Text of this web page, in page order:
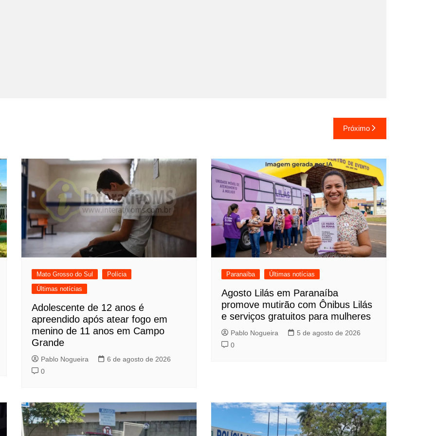
Próximo
Mato Grosso do Sul
Polícia
Últimas notícias
Adolescente de 12 anos é
apreendido após atear fogo em
menino de 11 anos em Campo
Grande
Pablo Nogueira
6 de agosto de 2026
0
Paranaíba Últimas notícias
Agosto Lilás em Paranaíba
promove mutirão com Ônibus Lilás
e serviços gratuitos para mulheres
Pablo Nogueira
5 de agosto de 2026
0